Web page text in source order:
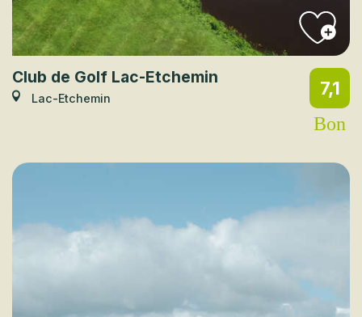
Club de Golf Lac-Etchemin
Lac-Etchemin
7,1
Bon